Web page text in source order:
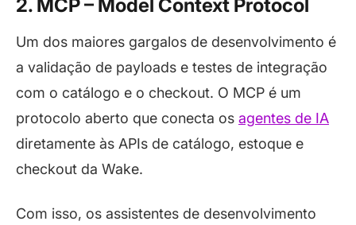
2. MCP – Model Context Protocol
Um dos maiores gargalos de desenvolvimento é
a validação de payloads e testes de integração
com o catálogo e o checkout. O MCP é um
protocolo aberto que conecta os agentes de IA
diretamente às APIs de catálogo, estoque e
checkout da Wake.
Com isso, os assistentes de desenvolvimento